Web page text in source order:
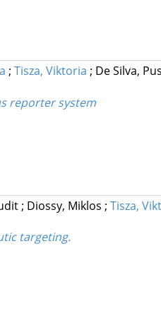
; Tisza, Viktoria ; De Silva,
reporter system
; Diossy, Miklos ; Tisza,
targeting.